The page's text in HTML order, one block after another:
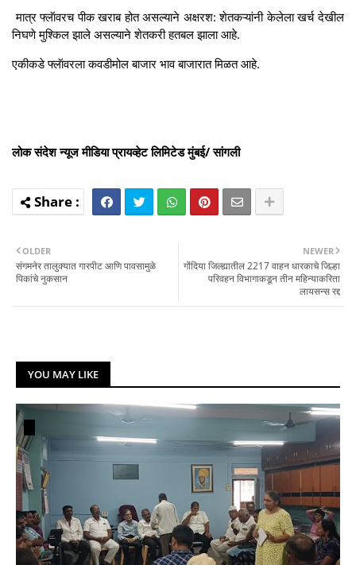
मात्र फ्लॅावरच पीक खराब होत असल्याने अक्षरश: शेतकऱ्यांनी केलेला खर्च देखील
निघणे मुश्किल झाले असल्याने शेतकरी हतबल झाला आहे.
एकीकडे फ्लॅावरला कवडीमोल बाजार भाव बाजारात मिळत आहे.
लोक संदेश न्यूज मीडिया प्रायव्हेट लिमिटेड मुंबई/ सांगली
NEWER
गोंदिया जिल्ह्यातील 2217 वाहन धारकाचे जिल्हा
परिवहन विभागाकडून तीन महिन्याकरिता
लायसन्स रद्द
OLDER
संगमनेर तालुक्यात गारपीट आणि पावसामुळे
पिकांचे नुकसान
YOU MAY LIKE